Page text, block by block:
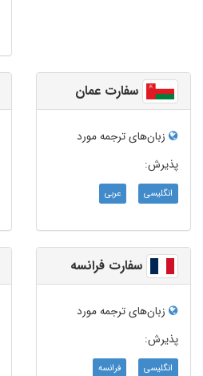
سفارت عمان
زبان‌های ترجمه مورد
پذیرش:
انگلیسی عربی
سفارت فرانسه
زبان‌های ترجمه مورد
پذیرش:
انگلیسی فرانسه